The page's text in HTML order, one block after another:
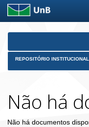
Skip
REPOSITÓRIO
Não há
Não há documentos